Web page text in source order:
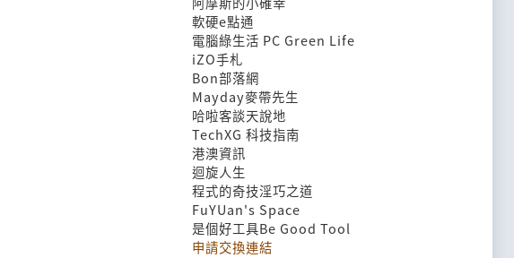
軟硬e點通
電腦綠生活 PC Green Life
iZO手札
Bon部落網
Mayday麥帶先生
哈啦客談天說地
TechXG 科技指南
港澳資訊
迴旋人生
程式的奇技淫巧之道
FuYUan's Space
是個好工具Be Good Tool
申請交換連結